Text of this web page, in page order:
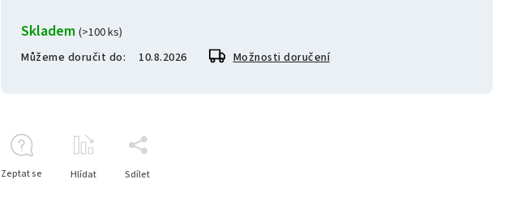
Skladem (>100 ks)
Můžeme doručit do:
10.8.2026 Možnosti doručení
Zeptat se Hlídat Sdílet